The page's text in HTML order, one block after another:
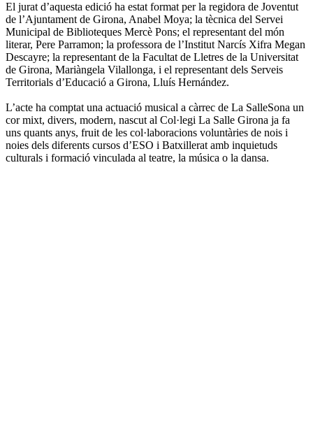
El jurat d’aquesta edició ha estat format per la regidora de Joventut
de l’Ajuntament de Girona, Anabel Moya; la tècnica del Servei
Municipal de Biblioteques Mercè Pons; el representant del món
literar, Pere Parramon; la professora de l’Institut Narcís Xifra Megan
Descayre; la representant de la Facultat de Lletres de la Universitat
de Girona, Mariàngela Vilallonga, i el representant dels Serveis
Territorials d’Educació a Girona, Lluís Hernández.
L’acte ha comptat una actuació musical a càrrec de La SalleSona un
cor mixt, divers, modern, nascut al Col·legi La Salle Girona ja fa
uns quants anys, fruit de les col·laboracions voluntàries de nois i
noies dels diferents cursos d’ESO i Batxillerat amb inquietuds
culturals i formació vinculada al teatre, la música o la dansa.